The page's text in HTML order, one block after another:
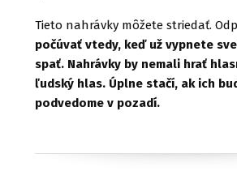
Tieto nahrávky môžete striedať.
počúvať vtedy, keď už vypnete
spať. Nahrávky by nemali hrať
ľudský hlas. Úplne stačí, ak ich
podvedome v pozadí.